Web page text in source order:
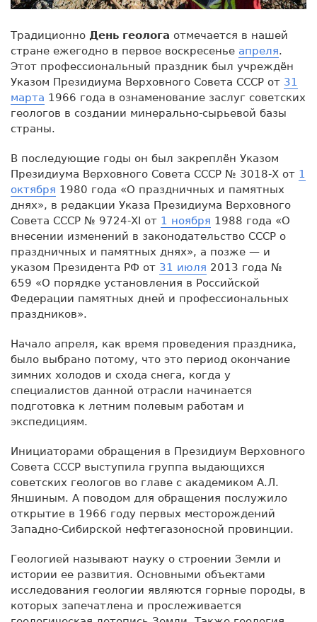
Традиционно День геолога отмечается в нашей
стране ежегодно в первое воскресенье апреля.
Этот профессиональный праздник был учреждён
Указом Президиума Верховного Совета СССР от 31
марта 1966 года в ознаменование заслуг советских
геологов в создании минерально-сырьевой базы
страны.
В последующие годы он был закреплён Указом
Президиума Верховного Совета СССР № 3018-Х от 1
октября 1980 года «О праздничных и памятных
днях», в редакции Указа Президиума Верховного
Совета СССР № 9724-XI от 1 ноября 1988 года «О
внесении изменений в законодательство СССР о
праздничных и памятных днях», а позже — и
указом Президента РФ от 31 июля 2013 года №
659 «О порядке установления в Российской
Федерации памятных дней и профессиональных
праздников».
Начало апреля, как время проведения праздника,
было выбрано потому, что это период окончание
зимних холодов и схода снега, когда у
специалистов данной отрасли начинается
подготовка к летним полевым работам и
экспедициям.
Инициаторами обращения в Президиум Верховного
Совета СССР выступила группа выдающихся
советских геологов во главе с академиком А.Л.
Яншиным. А поводом для обращения послужило
открытие в 1966 году первых месторождений
Западно-Сибирской нефтегазоносной провинции.
Геологией называют науку о строении Земли и
истории ее развития. Основными объектами
исследования геологии являются горные породы, в
которых запечатлена и прослеживается